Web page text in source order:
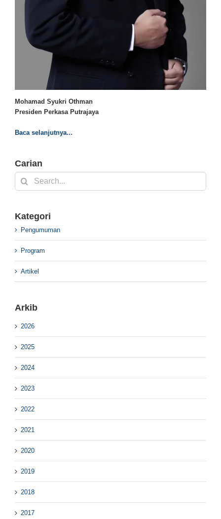
Mohamad Syukri Othman
Presiden Perkasa Putrajaya
Baca selanjutnya...
Carian
Search
for:
Kategori
Pengumuman
Program
Artikel
Arkib
2026
2025
2024
2023
2022
2021
2020
2019
2018
2017